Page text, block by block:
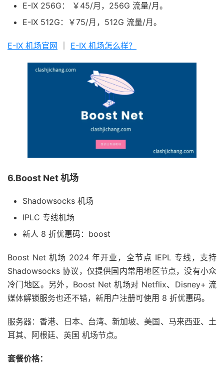
E-IX 256G： ￥45/月，256G 流量/月。
E-IX 512G：￥75/月，512G 流量/月。
E-IX 机场官网 E-IX 机场怎么样？
6.Boost Net 机场
Shadowsocks 机场
IPLC 专线机场
新人 8 折优惠码：boost
Boost Net 机场 2024 年开业，全节点 IEPL 专线，支持
Shadowsocks 协议，仅提供国内常用地区节点，没有小众
冷门地区。另外，Boost Net 机场对 Netflix、Disney+ 流
媒体解锁服务也还不错，新用户注册可使用 8 折优惠码。
服务器：香港、日本、台湾、新加坡、美国、马来西亚、土
耳其、阿根廷、英国 机场节点。
套餐价格：